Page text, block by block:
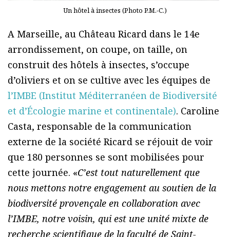
Un hôtel à insectes (Photo P.M.-C.)
A Marseille, au Château Ricard dans le 14e
arrondissement, on coupe, on taille, on
construit des hôtels à insectes, s’occupe
d’oliviers et on se cultive avec les équipes de
l’IMBE (Institut Méditerranéen de Biodiversité
et d’Écologie marine et continentale). Caroline
Casta, responsable de la communication
externe de la société Ricard se réjouit de voir
que 180 personnes se sont mobilisées pour
cette journée. «C’est tout naturellement que
nous mettons notre engagement au soutien de la
biodiversité provençale en collaboration avec
l’IMBE, notre voisin, qui est une unité mixte de
recherche scientifique de la faculté de Saint-